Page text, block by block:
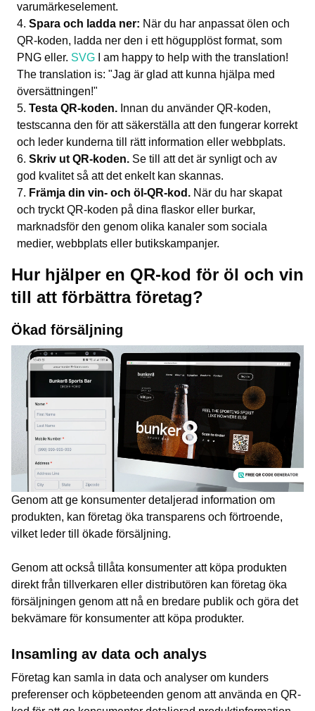
varumärkeselement.
Spara och ladda ner: När du har anpassat ölen och
QR-koden, ladda ner den i ett högupplöst format, som
PNG eller. SVG I am happy to help with the translation!
The translation is: "Jag är glad att kunna hjälpa med
översättningen!"
Testa QR-koden. Innan du använder QR-koden,
testscanna den för att säkerställa att den fungerar korrekt
och leder kunderna till rätt information eller webbplats.
Skriv ut QR-koden. Se till att det är synligt och av
god kvalitet så att det enkelt kan skannas.
Främja din vin- och öl-QR-kod. När du har skapat
och tryckt QR-koden på dina flaskor eller burkar,
marknadsför den genom olika kanaler som sociala
medier, webbplats eller butikskampanjer.
Hur hjälper en QR-kod för öl och vin
till att förbättra företag?
Ökad försäljning
Genom att ge konsumenter detaljerad information om
produkten, kan företag öka transparens och förtroende,
vilket leder till ökade försäljning.
Genom att också tillåta konsumenter att köpa produkten
direkt från tillverkaren eller distributören kan företag öka
försäljningen genom att nå en bredare publik och göra det
bekvämare för konsumenter att köpa produkter.
Insamling av data och analys
Företag kan samla in data och analyser om kunders
preferenser och köpbeteenden genom att använda en QR-